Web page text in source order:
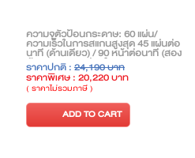
ความจุตัวป้อนกระดาษ: 60 แผ่น/
ความเร็วในการสแกนสูงสุด 45 แผ่นต่อ
นาที (ด้านเดียว) / 90 หน้าต่อนาที (สอง
ด้าน)/ความละเอียดในการสแกนสูงสุด
600 dpi
ราคาปกติ : 24,190 บาท
ราคาพิเศษ : 20,220 บาท
( ราคาไม่รวมภาษี )
ADD TO CART